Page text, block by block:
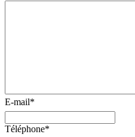
E-mail*
Téléphone*